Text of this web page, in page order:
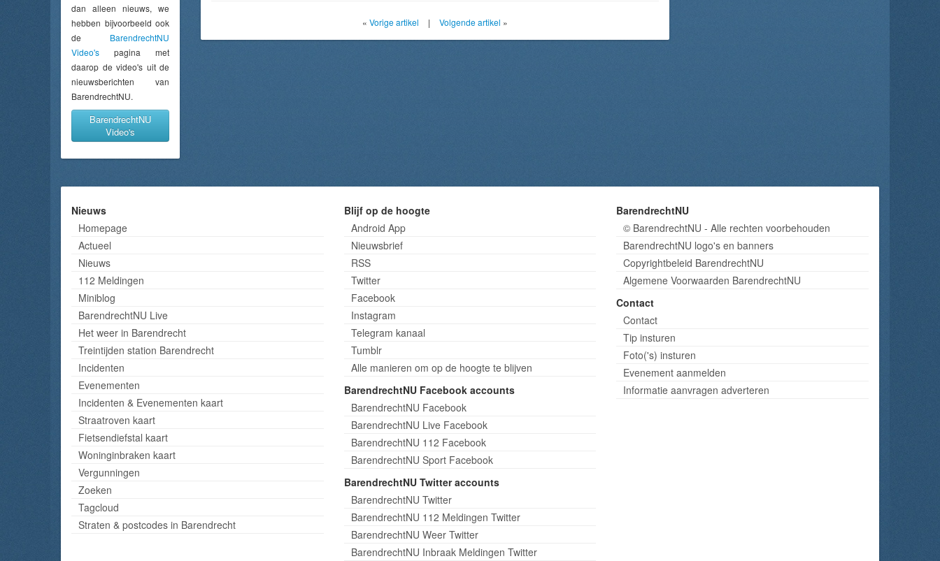
dan alleen nieuws, we
hebben bijvoorbeeld ook
de BarendrechtNU
Video's pagina met
daarop de video's uit de
nieuwsberichten van
BarendrechtNU.
BarendrechtNU
Video's
« Vorige artikel | Volgende artikel »
Nieuws
Homepage
Actueel
Nieuws
112 Meldingen
Miniblog
BarendrechtNU Live
Het weer in Barendrecht
Treintijden station Barendrecht
Incidenten
Evenementen
Incidenten & Evenementen kaart
Straatroven kaart
Fietsendiefstal kaart
Woninginbraken kaart
Vergunningen
Zoeken
Tagcloud
Straten & postcodes in Barendrecht
Blijf op de hoogte
Android App
Nieuwsbrief
RSS
Twitter
Facebook
Instagram
Telegram kanaal
Tumblr
Alle manieren om op de hoogte te blijven
BarendrechtNU Facebook accounts
BarendrechtNU Facebook
BarendrechtNU Live Facebook
BarendrechtNU 112 Facebook
BarendrechtNU Sport Facebook
BarendrechtNU Twitter accounts
BarendrechtNU Twitter
BarendrechtNU 112 Meldingen Twitter
BarendrechtNU Weer Twitter
BarendrechtNU Inbraak Meldingen Twitter
BarendrechtNU
© BarendrechtNU - Alle rechten voorbehouden
BarendrechtNU logo's en banners
Copyrightbeleid BarendrechtNU
Algemene Voorwaarden BarendrechtNU
Contact
Contact
Tip insturen
Foto('s) insturen
Evenement aanmelden
Informatie aanvragen adverteren